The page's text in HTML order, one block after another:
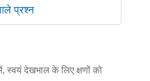
प्रश्न
स्वयं देखभाल के लिए क्षणों को